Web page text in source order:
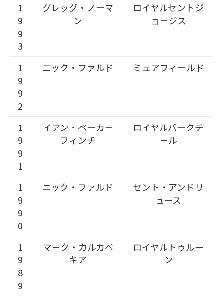
1
9
9
3
グレッグ・ノーマ
ン
ロイヤルセントジ
ョージス
1
9
9
2
ニック・ファルド ミュアフィールド
1
9
9
1
イアン・ベーカー
フィンチ
ロイヤルバークデ
ール
1
9
9
0
ニック・ファルド
セント・アンドリ
ュース
1
9
8
9
マーク・カルカベ
キア
ロイヤルトゥルー
ン